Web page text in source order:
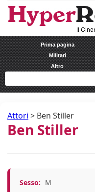
Prima pagina
Militari
Altro
Attori > Ben Stiller
Ben Stiller
Sesso: M